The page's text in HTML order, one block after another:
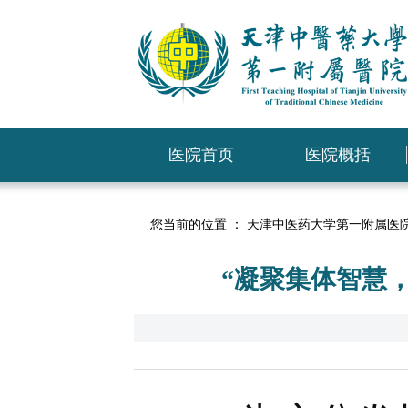
医院首页 医院概括
您当前的位置 ： 天津中医药大学第一附属医
“凝聚集体智慧